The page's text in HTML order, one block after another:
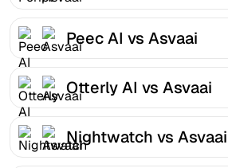
Peec AI vs Asvaai
Otterly AI vs Asvaai
Nightwatch vs Asvaai